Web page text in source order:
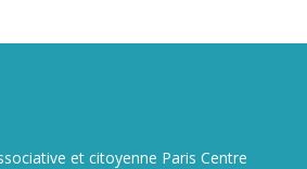
et citoyenne Paris Centre